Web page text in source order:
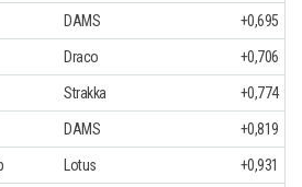
DAMS +0,695
Draco +0,706
Strakka +0,774
DAMS +0,819
Lotus +0,931